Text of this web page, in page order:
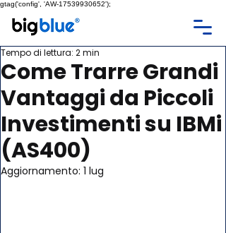
gtag('config', 'AW-17539930652');
Come Trarre Grandi
Vantaggi da Piccoli
Investimenti su IBMi
(AS400)
Tempo di lettura: 2 min
Aggiornamento: 1 lug